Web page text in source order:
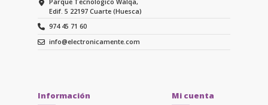
Edif. 5 22197 Cuarte (Huesca)
974 45 71 60
info@electronicamente.com
Información Mi cuenta